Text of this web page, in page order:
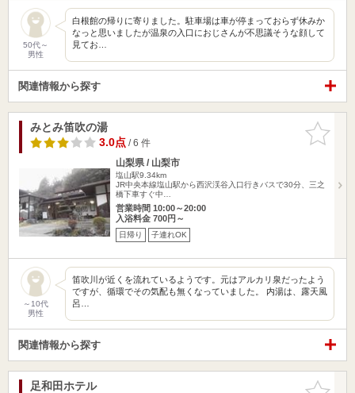
50代～
男性
白根館の帰りに寄りました。駐車場は車が停まっておらず休みか
なっと思いましたが温泉の入口におじさんが不思議そうな顔して
見てお…
関連情報から探す
お気に入
りに追加
みとみ笛吹の湯
3.0点/ 6 件
山梨県 / 山梨市
塩山駅9.34km
JR中央本線塩山駅から西沢渓谷入口行きバスで30分、三之
橋下車すぐ中…
営業時間 10:00～20:00
入浴料金 700円～
日帰り 子連れOK
～10代
男性
笛吹川が近くを流れているようです。元はアルカリ泉だったよう
ですが、循環でその気配も無くなっていました。 内湯は、露天風
呂…
関連情報から探す
お気に入
足和田ホテル